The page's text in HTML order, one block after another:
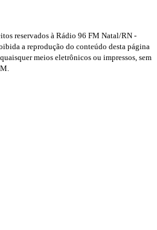
reservados à Rádio 96 FM Natal/RN -
a reprodução do conteúdo desta página
meios eletrônicos ou impressos, sem